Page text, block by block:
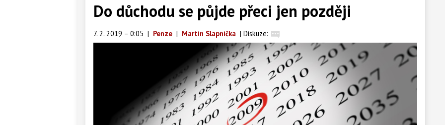
Do důchodu se půjde přeci jen později
7. 2. 2019 – 0:05 | Penze | Martin Slapnička | Diskuze: